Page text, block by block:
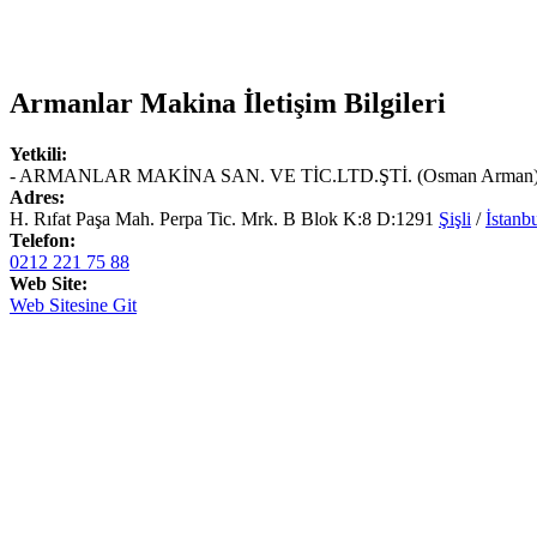
Armanlar Makina İletişim Bilgileri
Yetkili:
- ARMANLAR MAKİNA SAN. VE TİC.LTD.ŞTİ. (Osman
Adres:
H. Rıfat Paşa Mah. Perpa Tic. Mrk. B Blok K:8 D:1291 Şişli /
Telefon:
0212 221 75 88
Web Site:
Web Sitesine Git